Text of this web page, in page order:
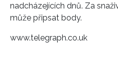
nadcházejících dnů. Za
může připsat body.
www.telegraph.co.uk